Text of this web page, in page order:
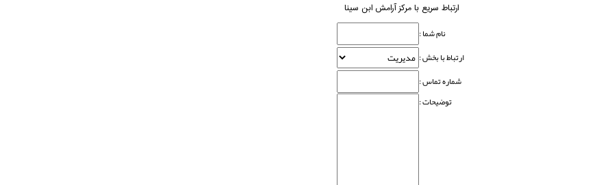
ارتباط سریع با مرکز آرامش ابن سینا
نام شما :
ارتباط با بخش :
شماره تماس :
توضیحات :